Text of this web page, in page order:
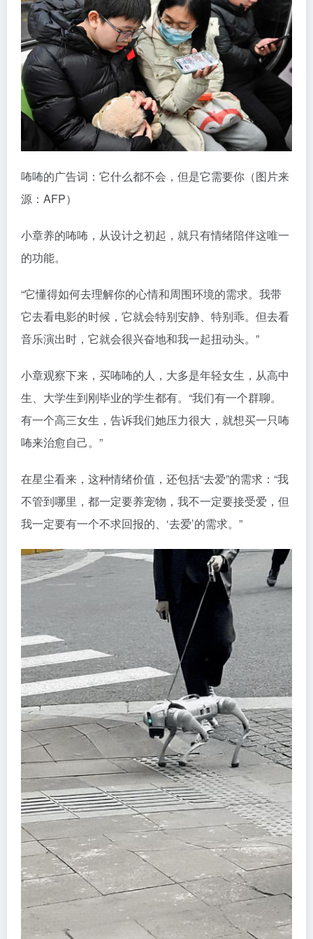
咘咘的广告词：它什么都不会，但是它需要你（图片来
源：AFP）
小章养的咘咘，从设计之初起，就只有情绪陪伴这唯一
的功能。
“它懂得如何去理解你的心情和周围环境的需求。我带
它去看电影的时候，它就会特别安静、特别乖。但去看
音乐演出时，它就会很兴奋地和我一起扭动头。”
小章观察下来，买咘咘的人，大多是年轻女生，从高中
生、大学生到刚毕业的学生都有。“我们有一个群聊。
有一个高三女生，告诉我们她压力很大，就想买一只咘
咘来治愈自己。”
在星尘看来，这种情绪价值，还包括“去爱”的需求：“我
不管到哪里，都一定要养宠物，我不一定要接受爱，但
我一定要有一个不求回报的、‘去爱’的需求。”